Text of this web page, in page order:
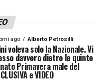
ago Alberto Petrosilli
voleva solo la Nazionale. Vi
davvero dietro le quinte
Primavera male del
e VIDEO